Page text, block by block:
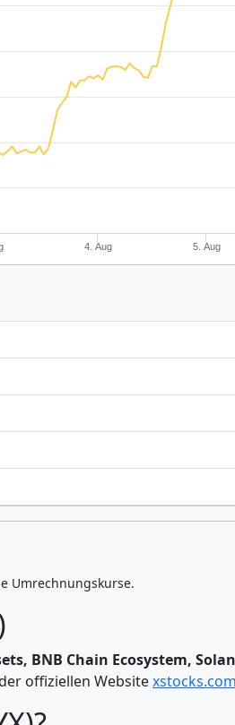
4. Aug 5. Aug
Umrechnungskurse.
BNB Chain Ecosystem,
offiziellen Websitexstocks.com